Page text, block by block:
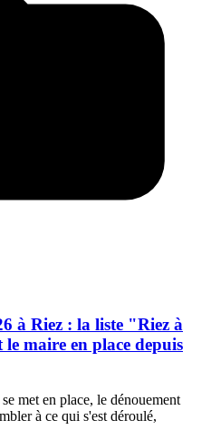
à Riez : la liste "Riez à
maire en place depuis
met en place, le dénouement
à ce qui s'est déroulé,